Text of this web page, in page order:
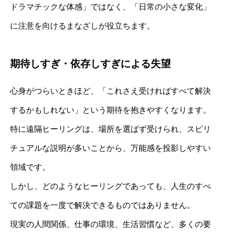
ドラマチックな体感」ではなく、「日常の小さな変化」
に注意を向けるまなざしが役立ちます。
期待しすぎ・依存しすぎによる失望
心身がつらいときほど、「これさえ受ければすべて解決
するかもしれない」という期待を抱きやすくなります。
特に遠隔ヒーリングは、場所を選ばず受けられ、スピリ
チュアルな説明が多いことから、万能感を投影しやすい
領域です。
しかし、どのようなヒーリングであっても、人生のすべ
ての課題を一度で解決できるものではありません。
現実の人間関係、仕事の環境、生活習慣など、多くの要